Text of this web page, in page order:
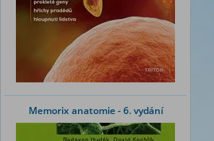
Memorix anatomie - 6. vydání